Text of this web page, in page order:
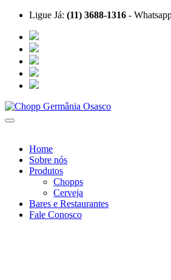
Ligue Já: (11) 3688-1316 -
Home
Sobre nós
Produtos
Chopps
Cerveja
Bares e Restaurantes
Fale Conosco